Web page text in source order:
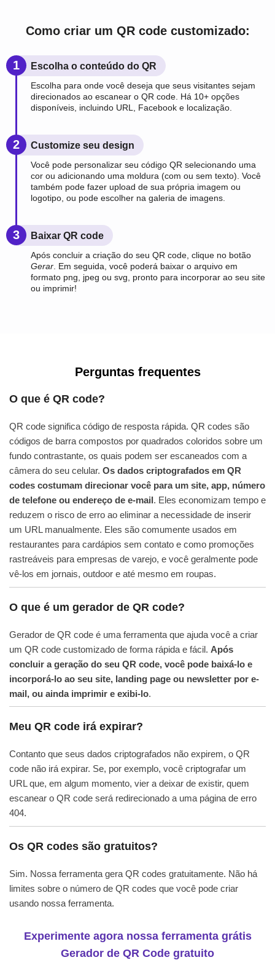
Como criar um QR code customizado:
1 Escolha o conteúdo do QR
Escolha para onde você deseja que seus visitantes sejam
direcionados ao escanear o QR code. Há 10+ opções
disponíveis, incluindo URL, Facebook e localização.
2 Customize seu design
Você pode personalizar seu código QR selecionando uma
cor ou adicionando uma moldura (com ou sem texto). Você
também pode fazer upload de sua própria imagem ou
logotipo, ou pode escolher na galeria de imagens.
3 Baixar QR code
Após concluir a criação do seu QR code, clique no botão
Gerar . Em seguida, você poderá baixar o arquivo em
formato png, jpeg ou svg, pronto para incorporar ao seu site
ou imprimir!
Perguntas frequentes
O que é QR code?
QR code significa código de resposta rápida. QR codes são
códigos de barra compostos por quadrados coloridos sobre um
fundo contrastante, os quais podem ser escaneados com a
câmera do seu celular. Os dados criptografados em QR
codes costumam direcionar você para um site, app, número
de telefone ou endereço de e-mail. Eles economizam tempo e
reduzem o risco de erro ao eliminar a necessidade de inserir
um URL manualmente. Eles são comumente usados em
restaurantes para cardápios sem contato e como promoções
rastreáveis para empresas de varejo, e você geralmente pode
vê-los em jornais, outdoor e até mesmo em roupas.
O que é um gerador de QR code?
Gerador de QR code é uma ferramenta que ajuda você a criar
um QR code customizado de forma rápida e fácil. Após
concluir a geração do seu QR code, você pode baixá-lo e
incorporá-lo ao seu site, landing page ou newsletter por e-
mail, ou ainda imprimir e exibi-lo.
Meu QR code irá expirar?
Contanto que seus dados criptografados não expirem, o QR
code não irá expirar. Se, por exemplo, você criptografar um
URL que, em algum momento, vier a deixar de existir, quem
escanear o QR code será redirecionado a uma página de erro
404.
Os QR codes são gratuitos?
Sim. Nossa ferramenta gera QR codes gratuitamente. Não há
limites sobre o número de QR codes que você pode criar
usando nossa ferramenta.
Experimente agora nossa ferramenta grátis
Gerador de QR Code gratuito